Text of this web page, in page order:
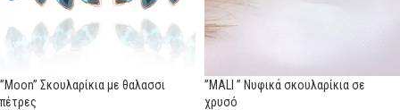
”Moon” Σκουλαρίκια με θαλασσι
πέτρες
”MALI ” Νυφικά σκουλαρίκια σε
χρυσό